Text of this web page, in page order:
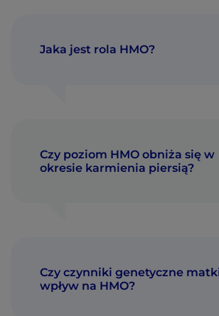
Jaka jest rola HMO?
Czy poziom HMO obniża się w
okresie karmienia piersią?
Czy czynniki genetyczne
wpływ na HMO?